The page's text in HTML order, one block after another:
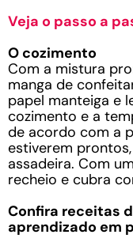
Veja o passo a
O cozimento
Com a mistura
manga de
papel manteiga e
cozimento e a
de acordo com a
estiverem
assadeira. Com
recheio e cubra
Confira receitas
aprendizado em